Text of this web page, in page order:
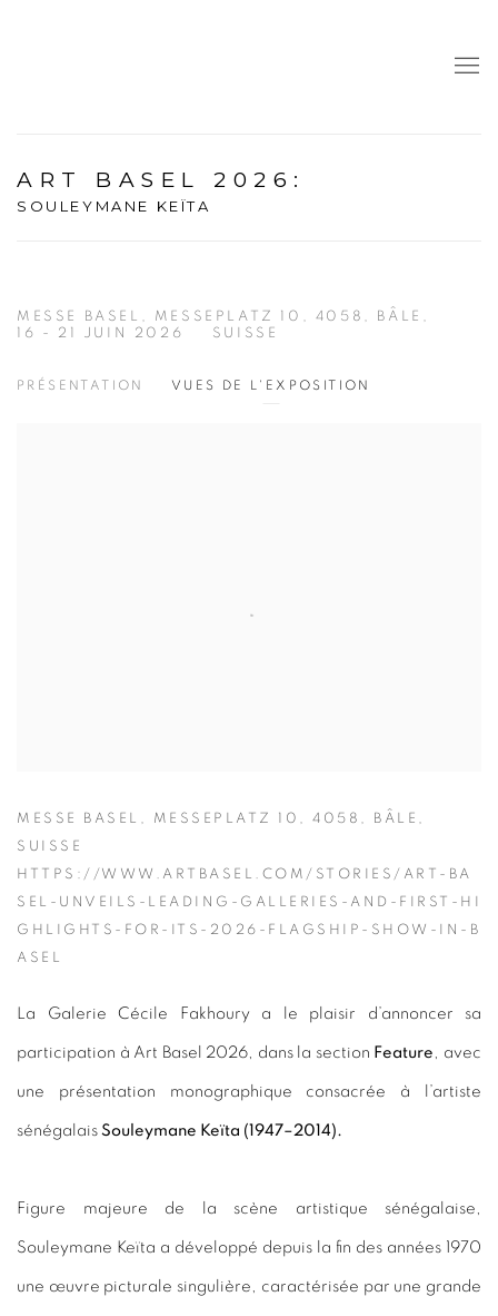
ART BASEL 2026 :
SOULEYMANE KEÏTA
MESSE BASEL, MESSEPLATZ 10, 4058, BÂLE,
SUISSE
16 - 21 JUIN 2026
PRÉSENTATION VUES DE L'EXPOSITION
MESSE BASEL, MESSEPLATZ 10, 4058, BÂLE,
SUISSE
HTTPS://WWW.ARTBASEL.COM/STORIES/ART-BA
SEL-UNVEILS-LEADING-GALLERIES-AND-FIRST-HI
GHLIGHTS-FOR-ITS-2026-FLAGSHIP-SHOW-IN-B
ASEL
La Galerie Cécile Fakhoury a le plaisir d’annoncer sa
participation à Art Basel 2026, dans la section Feature , avec
une présentation monographique consacrée à l’artiste
sénégalais Souleymane Keïta (1947–2014).
Figure majeure de la scène artistique sénégalaise,
Souleymane Keïta a développé depuis la fin des années 1970
une œuvre picturale singulière, caractérisée par une grande